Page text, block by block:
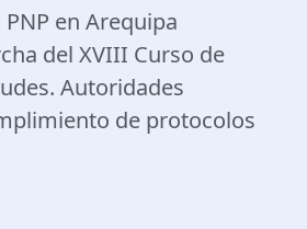
en Arequipa
del XVIII Curso de
Autoridades
de protocolos